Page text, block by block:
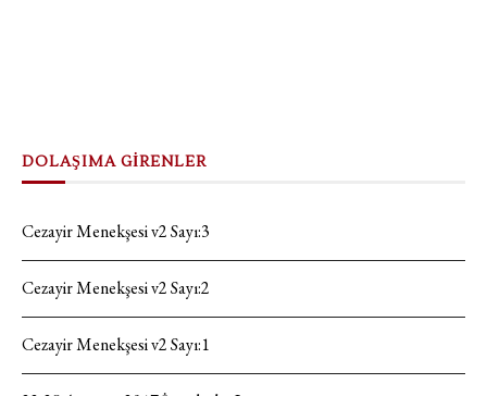
DOLAŞIMA GİRENLER
Cezayir Menekşesi v2 Sayı:3
Cezayir Menekşesi v2 Sayı:2
Cezayir Menekşesi v2 Sayı:1